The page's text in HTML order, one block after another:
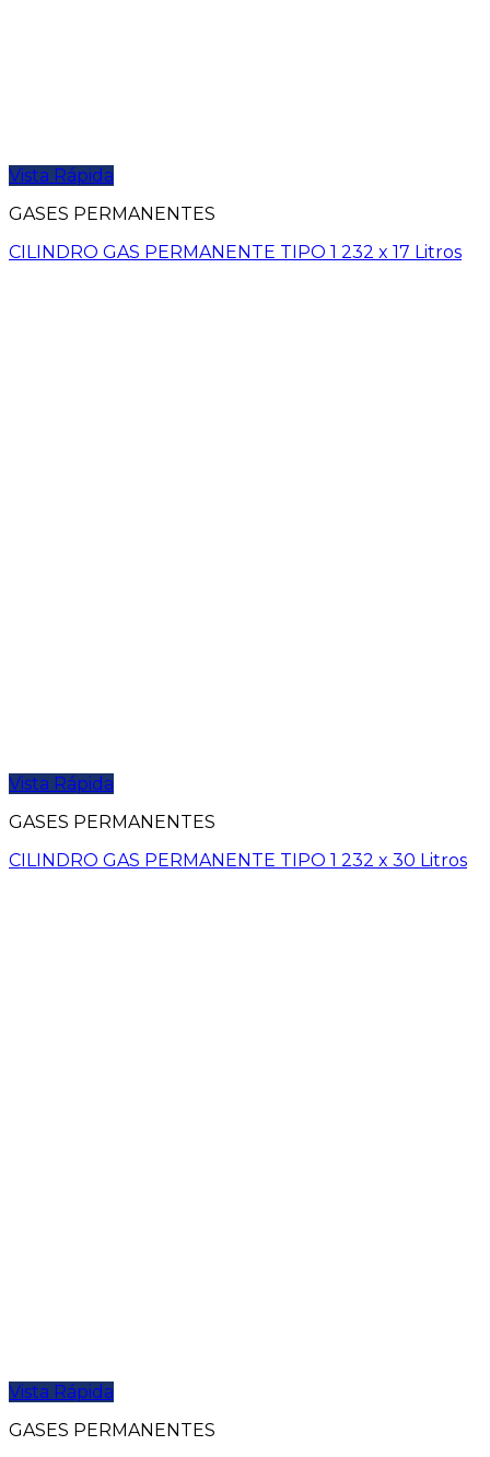
Vista Rápida
GASES PERMANENTES
CILINDRO GAS PERMANENTE TIPO 1 232 x 17 Litros
Vista Rápida
GASES PERMANENTES
CILINDRO GAS PERMANENTE TIPO 1 232 x 30 Litros
Vista Rápida
GASES PERMANENTES